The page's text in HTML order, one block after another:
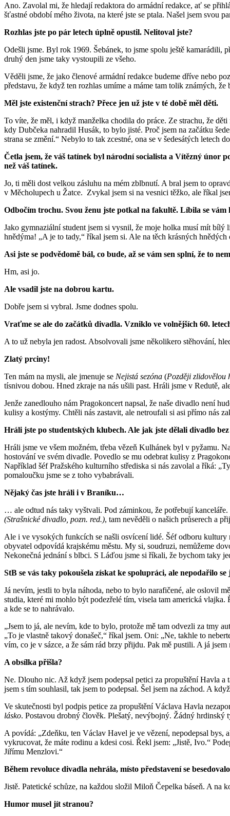
Ano. Zavolal mi, že hledají redaktora do armádní redakce, ať se
šťastné období mého života, na které jste se ptala. Našel jsem svou
Rozhlas jste po pár letech úplně opustil. Nelitoval jste?
Odešli jsme. Byl rok 1969. Šebánek, to jsme spolu ještě kamarádili,
druhý den jsme taky vystoupili ze všeho.
Věděli jsme, že jako členové armádní redakce budeme dříve nebo
představu, že když ten rozhlas umíme a máme tam tolik známých,
Měl jste existenční strach? Přece jen už jste v té době měl děti.
To víte, že měl, i když manželka chodila do práce. Ze strachu, že
kdy Dubčeka nahradil Husák, to bylo jisté. Proč jsem na začátku
strana se změní.“ Nebylo to tak zcestné, ona se v šedesátých letech
Četla jsem, že váš tatínek byl národní socialista a Vítězný únor
než váš tatínek.
Jo, ti měli dost velkou zásluhu na mém zblbnutí. A bral jsem to
v Měcholupech u Žatce. Zvykal jsem si na vesnici těžko, ale říkal
Odbočím trochu. Svou ženu jste potkal na fakultě. Líbila se vám
Jako gymnaziální student jsem si vysnil, že moje holka musí mít
hnědýma! „A je to tady,“ říkal jsem si. Ale na těch krásných
Asi jste se podvědomě bál, co bude, až se vám sen splní, že to
Hm, asi jo.
Ale vsadil jste na dobrou kartu.
Dobře jsem si vybral. Jsme dodnes spolu.
Vraťme se ale do začátků divadla. Vzniklo ve volnějších 60.
A to už nebyla jen radost. Absolvovali jsme několikero stěhování,
Zlatý prciny!
Ten mám na mysli, ale jmenuje se Nejistá sezóna (Později zlidovělou
tísnivou dobou. Hned zkraje na nás ušili past. Hráli jsme v Redutě,
Jenže zanedlouho nám Pragokoncert napsal, že naše divadlo není
kulisy a kostýmy. Chtěli nás zastavit, ale netroufali si asi přímo nás
Hráli jste po studentských klubech. Ale jak jste dělali divadlo
Hráli jsme ve všem možném, třeba vězeň Kulhánek byl v pyžamu.
hostování ve svém divadle. Povedlo se mu odebrat kulisy z
Například šéf Pražského kulturního střediska si nás zavolal a říká:
pomaloučku jsme se z toho vybabrávali.
Nějaký čas jste hráli i v Braníku…
… ale odtud nás taky vyštvali. Pod záminkou, že potřebují
(Strašnické divadlo, pozn. red.), tam nevěděli o našich průserech a
Ale i ve vysokých funkcích se našli osvícení lidé. Šéf odboru
obyvatel odpovídá krajskému městu. My si, soudruzi, nemůžeme
Nekonečná jednání s blbci. S Láďou jsme si říkali, že bychom taky
StB se vás taky pokoušela získat ke spolupráci, ale nepodařilo
Já nevím, jestli to byla náhoda, nebo to bylo narafičené, ale oslovil
studia, které mi mohlo být podezřelé tím, visela tam americká
a kde se to nahrávalo.
„Jsem to já, ale nevím, kde to bylo, protože mě tam odvezli za tmy
„To je vlastně takový donašeč,“ říkal jsem. Oni: „Ne, takhle to
vím, co je v sázce, a že sám rád brzy přijdu. Pak mě pustili. A já
A obsílka přišla?
Ne. Dlouho nic. Až když jsem podepsal petici za propuštění Havla
jsem s tím souhlasil, tak jsem to podepsal. Šel jsem na záchod. A
Ve skutečnosti byl podpis petice za propuštění Václava Havla
lásko. Postavou drobný člověk. Plešatý, nevýbojný. Žádný hrdinský
A povídá: „Zdeňku, ten Václav Havel je ve vězení, nepodepsal bys,
vykrucovat, že máte rodinu a kdesi cosi. Řekl jsem: „Jistě, Ivo.“
Jiřímu Menzlovi.“
Během revoluce divadla nehrála, místo představení se
Jistě. Patetické schůze, na každou složil Miloň Čepelka báseň. A na
Humor musel jít stranou?